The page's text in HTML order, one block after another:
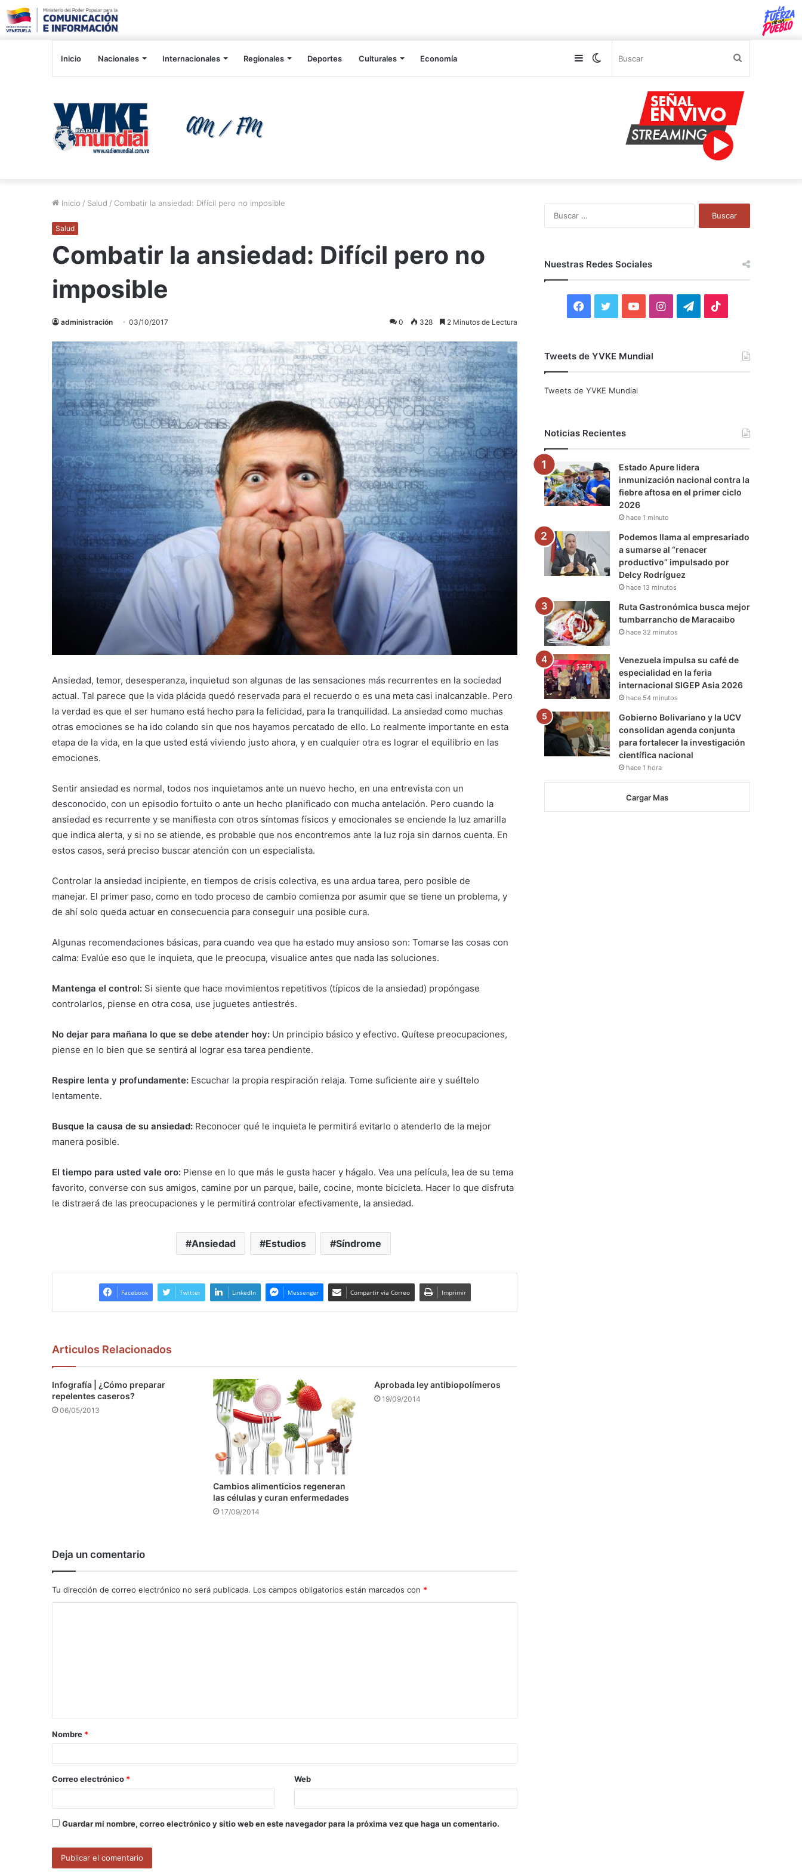
Inicio Nacionales Internacionales Regionales Deportes Culturales Economía Switch
Sidebar
Inicio / Salud / Combatir la ansiedad: Difícil pero no imposible
Salud
Combatir la ansiedad: Difícil pero no
imposible
administración 03/10/2017 0 328 2 Minutos de Lectura
Ansiedad, temor, desesperanza, inquietud son algunas de las sensaciones más recurrentes en la sociedad
actual. Tal parece que la vida plácida quedó reservada para el recuerdo o es una meta casi inalcanzable. Pero
la verdad es que el ser humano está hecho para la felicidad, para la tranquilidad. La ansiedad como muchas
otras emociones se ha ido colando sin que nos hayamos percatado de ello. Lo realmente importante en esta
etapa de la vida, en la que usted está viviendo justo ahora, y en cualquier otra es lograr el equilibrio en las
emociones.
Sentir ansiedad es normal, todos nos inquietamos ante un nuevo hecho, en una entrevista con un
desconocido, con un episodio fortuito o ante un hecho planificado con mucha antelación. Pero cuando la
ansiedad es recurrente y se manifiesta con otros síntomas físicos y emocionales se enciende la luz amarilla
que indica alerta, y si no se atiende, es probable que nos encontremos ante la luz roja sin darnos cuenta. En
estos casos, será preciso buscar atención con un especialista.
Controlar la ansiedad incipiente, en tiempos de crisis colectiva, es una ardua tarea, pero posible de
manejar. El primer paso, como en todo proceso de cambio comienza por asumir que se tiene un problema, y
de ahí solo queda actuar en consecuencia para conseguir una posible cura.
Algunas recomendaciones básicas, para cuando vea que ha estado muy ansioso son: Tomarse las cosas con
calma: Evalúe eso que le inquieta, que le preocupa, visualice antes que nada las soluciones.
Mantenga el control: Si siente que hace movimientos repetitivos (típicos de la ansiedad) propóngase
controlarlos, piense en otra cosa, use juguetes antiestrés.
No dejar para mañana lo que se debe atender hoy: Un principio básico y efectivo. Quítese preocupaciones,
piense en lo bien que se sentirá al lograr esa tarea pendiente.
Respire lenta y profundamente: Escuchar la propia respiración relaja. Tome suficiente aire y suéltelo
lentamente.
Busque la causa de su ansiedad: Reconocer qué le inquieta le permitirá evitarlo o atenderlo de la mejor
manera posible.
El tiempo para usted vale oro: Piense en lo que más le gusta hacer y hágalo. Vea una película, lea de su tema
favorito, converse con sus amigos, camine por un parque, baile, cocine, monte bicicleta. Hacer lo que disfruta
le distraerá de las preocupaciones y le permitirá controlar efectivamente, la ansiedad.
Ansiedad Estudios Síndrome
Facebook Twitter LinkedIn Messenger Compartir via Correo Imprimir
Articulos Relacionados
Infografía | ¿Cómo preparar
repelentes caseros?
06/05/2013
Cambios alimenticios regeneran
las células y curan enfermedades
17/09/2014
Aprobada ley antibiopolímeros
19/09/2014
Deja un comentario
Tu dirección de correo electrónico no será publicada. Los campos obligatorios están marcados con *
a
r
*
Nombre *
Correo electrónico * Web
Guardar mi nombre, correo electrónico y sitio web en este navegador para la próxima vez que haga un comentario.
Nuestras Redes Sociales
F
c
o
k
i
r
Y
u
e
I
r
a
m
T
a
m
Tweets de YVKE Mundial
Tweets de YVKE Mundial
Noticias Recientes
Estado Apure lidera
inmunización nacional contra la
fiebre aftosa en el primer ciclo
2026
hace 1 minuto
Podemos llama al empresariado
a sumarse al “renacer
productivo” impulsado por
Delcy Rodríguez
hace 13 minutos
Ruta Gastronómica busca mejor
tumbarrancho de Maracaibo
hace 32 minutos
Venezuela impulsa su café de
especialidad en la feria
internacional SIGEP Asia 2026
hace 54 minutos
Gobierno Bolivariano y la UCV
consolidan agenda conjunta
para fortalecer la investigación
científica nacional
hace 1 hora
Cargar Mas